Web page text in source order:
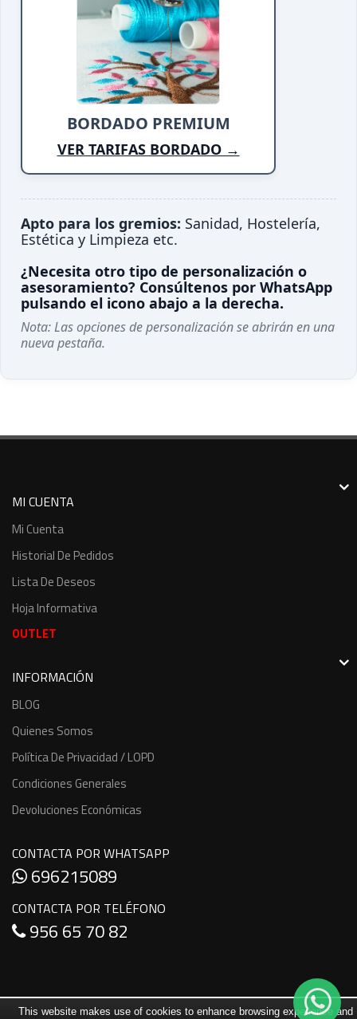
BORDADO PREMIUM
VER TARIFAS BORDADO →
Apto para los gremios: Sanidad, Hostelería,
Estética y Limpieza etc.
¿Necesita otro tipo de personalización o
asesoramiento? Consúltenos por WhatsApp
pulsando el icono abajo a la derecha.
Nota: Las opciones de personalización se abrirán en una
nueva pestaña.
MI CUENTA
Mi Cuenta
Historial De Pedidos
Lista De Deseos
Hoja Informativa
OUTLET
INFORMACIÓN
BLOG
Quienes Somos
Política De Privacidad / LOPD
Condiciones Generales
Devoluciones Económicas
CONTACTA POR WHATSAPP
696215089
CONTACTA POR TELÉFONO
956 65 70 82
This website makes use of cookies to enhance browsing experience and